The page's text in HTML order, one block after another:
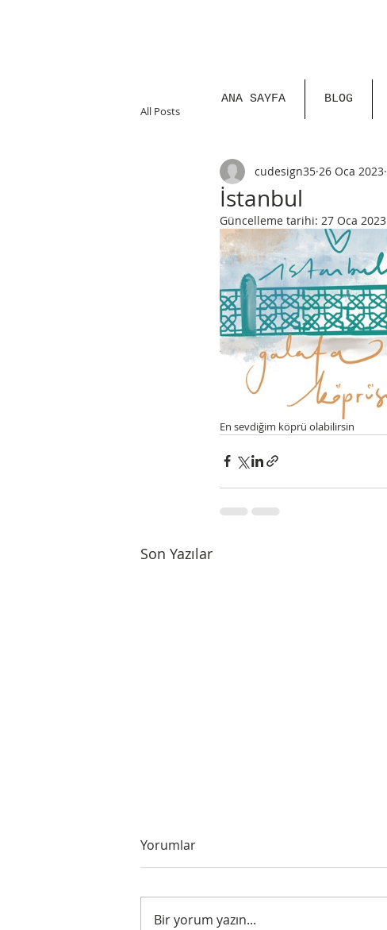
ANA SAYFA BLOG
All Posts
İstanbul
cudesign35 26 Oca 2023
Güncelleme tarihi: 27 Oca 2023
En sevdiğim köprü olabilirsin
Son Yazılar
Untitled
Yorumlar
Bir yorum yazın...